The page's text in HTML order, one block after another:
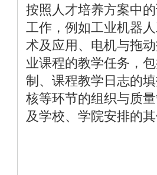
按照人才培养方案中
工作，例如工业机器
术及应用、电机与拖
业课程的教学任务，
制、课程教学日志的
核等环节的组织与质
及学校、学院安排的